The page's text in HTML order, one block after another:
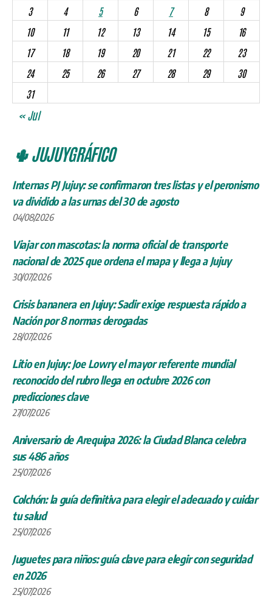
3
4 5 6 7 8
9
10
11 12 13 14 15
16
17
18 19 20 21 22
23
24
25 26 27 28 29
30
31
« Jul
🌵 JUJUYGRÁFICO
Internas PJ Jujuy: se confirmaron tres listas y el peronismo
va dividido a las urnas del 30 de agosto
04/08/2026
Viajar con mascotas: la norma oficial de transporte
nacional de 2025 que ordena el mapa y llega a Jujuy
30/07/2026
Crisis bananera en Jujuy: Sadir exige respuesta rápido a
Nación por 8 normas derogadas
28/07/2026
Litio en Jujuy: Joe Lowry el mayor referente mundial
reconocido del rubro llega en octubre 2026 con
predicciones clave
27/07/2026
Aniversario de Arequipa 2026: la Ciudad Blanca celebra
sus 486 años
25/07/2026
Colchón: la guía definitiva para elegir el adecuado y cuidar
tu salud
25/07/2026
Juguetes para niños: guía clave para elegir con seguridad
en 2026
25/07/2026